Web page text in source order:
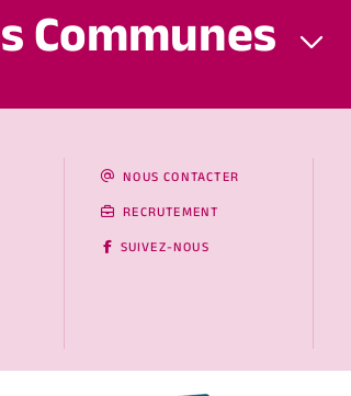
Communes
NOUS CONTACTER
RECRUTEMENT
SUIVEZ-NOUS